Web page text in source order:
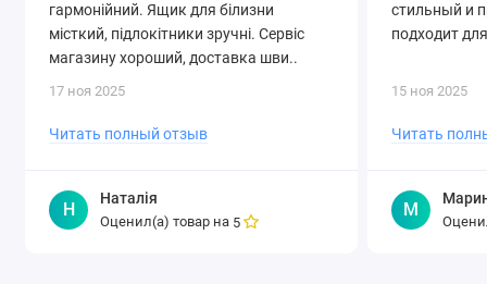
гармонійний. Ящик для білизни
місткий, підлокітники зручні. Сервіс
магазину хороший, доставка шви..
17 ноя 2025
Читать полный отзыв
Н
Наталія
Оценил(а) товар на 5
стильный и
подходит
15 ноя 2025
Читать
М